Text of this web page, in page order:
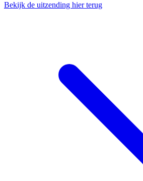
Bekijk de uitzending hier terug